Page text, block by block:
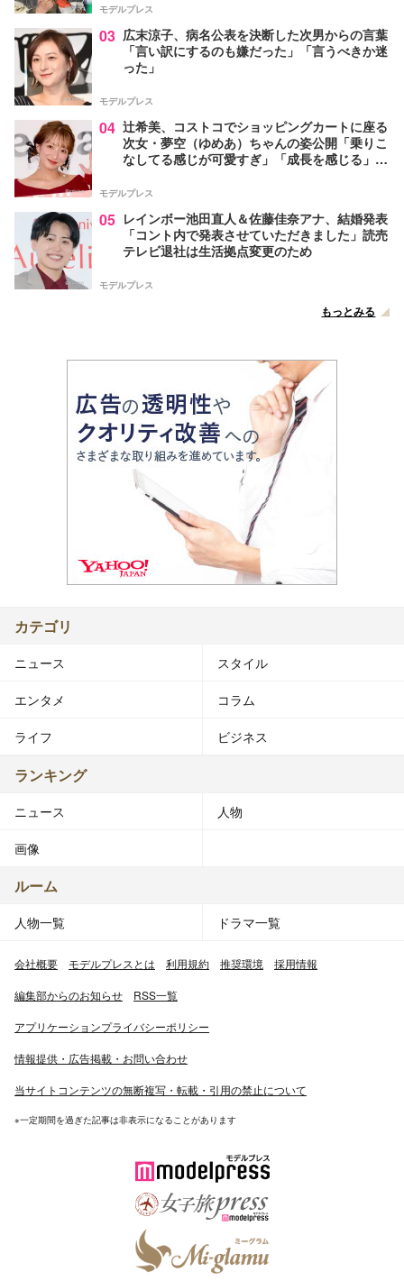
モデルプレス
03 広末涼子、病名公表を決断した次男からの言葉
「言い訳にするのも嫌だった」「言うべきか迷
った」
モデルプレス
04 辻希美、コストコでショッピングカートに座る
次女・夢空（ゆめあ）ちゃんの姿公開「乗りこ
なしてる感じが可愛すぎ」「成長を感じる」の
モデルプレス
05 レインボー池田直人＆佐藤佳奈アナ、結婚発表
「コント内で発表させていただきました」読売
テレビ退社は生活拠点変更のため
モデルプレス
もっとみる
カテゴリ
ニュース スタイル
エンタメ コラム
ライフ ビジネス
ランキング
ニュース 人物
画像
ルーム
人物一覧 ドラマ一覧
会社概要 モデルプレスとは 利用規約 推奨環境 採用情報
編集部からのお知らせ RSS一覧
アプリケーションプライバシーポリシー
情報提供・広告掲載・お問い合わせ
当サイトコンテンツの無断複写・転載・引用の禁止について
※一定期間を過ぎた記事は非表示になることがあります